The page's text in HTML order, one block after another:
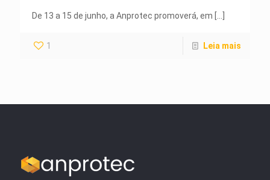
De 13 a 15 de junho, a Anprotec promoverá, em
1 Leia mais